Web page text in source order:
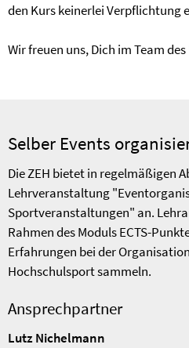
den Kurs keinerlei Verpflichtung
Wir freuen uns, Dich im Team
Selber Events
Die ZEH bietet in regelmäßigen
Lehrveranstaltung
Sportveranstaltungen" an.
Rahmen des Moduls ECTS-
Erfahrungen bei der
Hochschulsport sammeln.
Ansprechpartner
Lutz Nichelmann